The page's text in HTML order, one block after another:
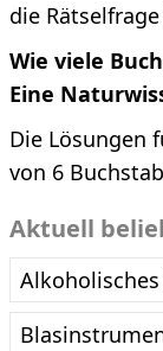
die
Wie viele
Eine
Die Lösungen
von 6
Aktuell